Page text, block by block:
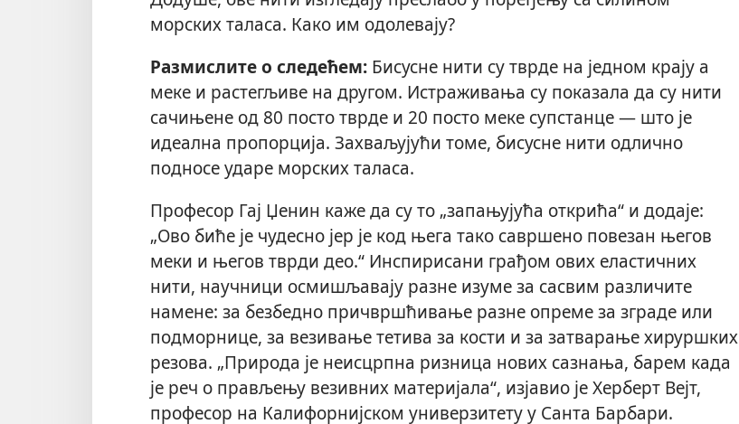
морских таласа. Како им одолевају?
Размислите о следећем: Бисусне нити су тврде на једном крају а
меке и растегљиве на другом. Истраживања су показала да су нити
сачињене од 80 посто тврде и 20 посто меке супстанце — што је
идеална пропорција. Захваљујући томе, бисусне нити одлично
подносе ударе морских таласа.
Професор Гај Џенин каже да су то „запањујућа открића“ и додаје:
„Ово биће је чудесно јер је код њега тако савршено повезан његов
меки и његов тврди део.“ Инспирисани грађом ових еластичних
нити, научници осмишљавају разне изуме за сасвим различите
намене: за безбедно причвршћивање разне опреме за зграде или
подморнице, за везивање тетива за кости и за затварање хируршких
резова. „Природа је неисцрпна ризница нових сазнања, барем када
је реч о прављењу везивних материјала“, изјавио је Херберт Вејт,
професор на Калифорнијском универзитету у Санта Барбари.